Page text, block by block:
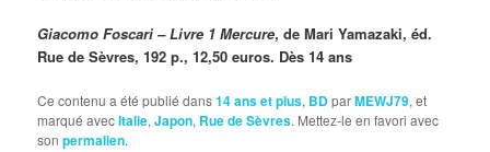
Giacomo Foscari – Livre 1 Mercure, de Mari Yamazaki, éd.
Rue de Sèvres, 192 p., 12,50 euros. Dès 14 ans
Ce contenu a été publié dans14 ans et plus, BDparMEWJ79, et
marqué avecItalie,Japon, Rue de Sèvres. Mettez-le en favori avec
sonpermalien.